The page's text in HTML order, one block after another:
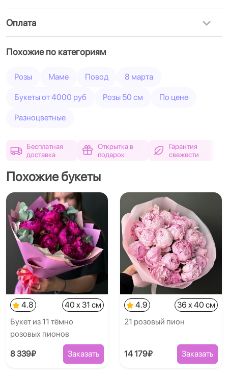
Оплата
Похожие по категориям
Розы Маме Повод 8 марта
Букеты от 4000 руб Розы 50 см По цене
Разноцветные
Бесплатная
доставка
Открытка в
подарок
Гарантия
свежести
Похожие букеты
4.8
40 x 31 см
Букет из 11 тёмно
розовых пионов
8 339₽ Заказать
4.9
36 x 40 см
21 розовый пион
14 179₽ Заказать